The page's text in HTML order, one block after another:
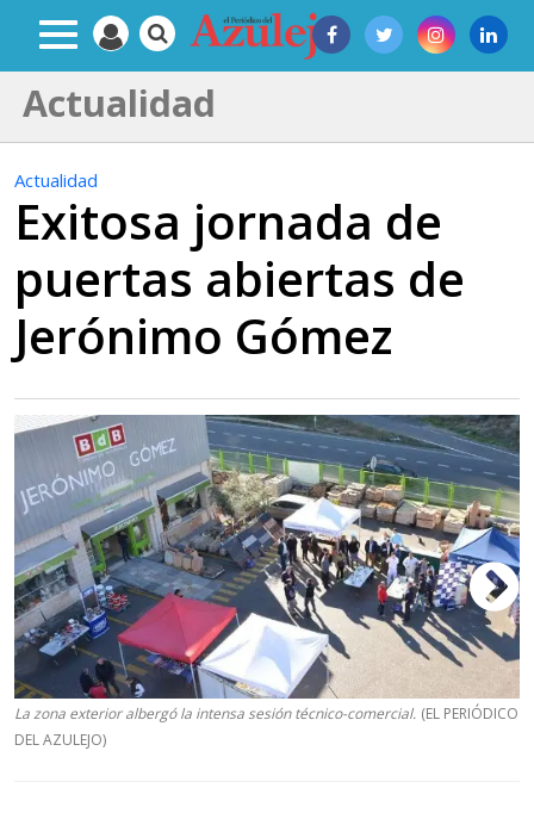
Actualidad
Actualidad
Exitosa jornada de
puertas abiertas de
Jerónimo Gómez
La zona exterior albergó la intensa sesión técnico-comercial. (EL PERIÓDICO
DEL AZULEJO)